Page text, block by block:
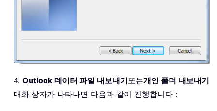
4. Outlook 데이터 파일 내보내기또는개인 폴더 내보내기
대화 상자가 나타나면 다음과 같이 진행합니다：